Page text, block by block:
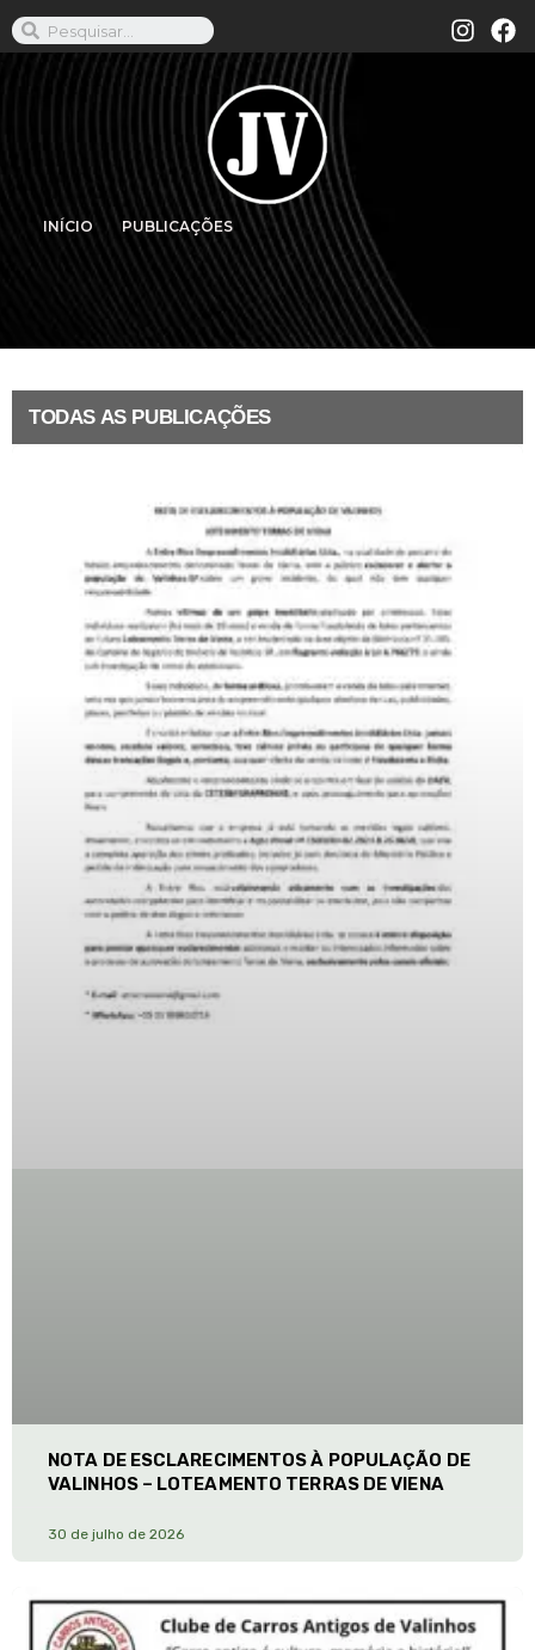
INÍCIO PUBLICAÇÕES
TODAS AS PUBLICAÇÕES
NOTA DE ESCLARECIMENTOS À POPULAÇÃO DE
VALINHOS – LOTEAMENTO TERRAS DE VIENA
30 de julho de 2026